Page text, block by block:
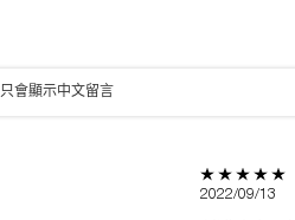
只會顯示中文留言
5 out of 5 stars.
2022/09/13